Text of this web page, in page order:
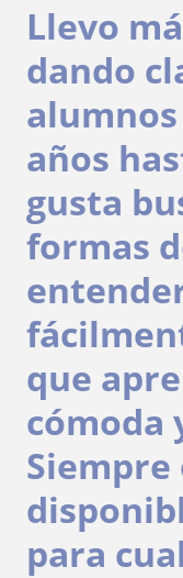
Llevo
dando
alumnos
años
gusta
formas
que
cómoda
Siempre
para